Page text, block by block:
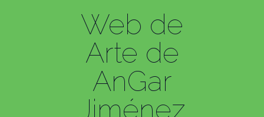
Web de
Arte de
AnGar
Jiménez